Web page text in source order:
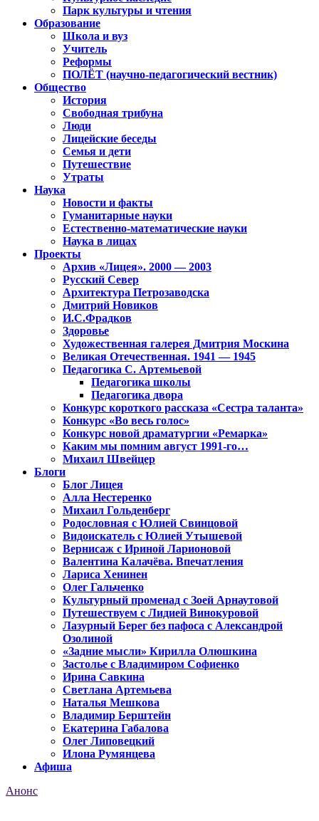
Парк культуры и чтения
Образование
Школа и вуз
Учитель
Реформы
ПОЛЁТ (научно-педагогический вестник)
Общество
История
Свободная трибуна
Люди
Лицейские беседы
Семья и дети
Путешествие
Утраты
Наука
Новости и факты
Гуманитарные науки
Естественно-математические науки
Наука в лицах
Проекты
Архив «Лицея». 2000 — 2003
Русский Север
Архитектура Петрозаводска
Дмитрий Новиков
И.С.Фрадков
Здоровье
Художественная галерея Дмитрия Москина
Великая Отечественная. 1941 — 1945
Педагогика С. Артемьевой
Педагогика школы
Педагогика двора
Конкурс короткого рассказа «Сестра таланта»
Конкурс «Во весь голос»
Конкурс новой драматургии «Ремарка»
Каким мы помним август 1991-го…
Михаил Швейцер
Блоги
Блог Лицея
Алла Нестеренко
Михаил Гольденберг
Родословная с Юлией Свинцовой
Видоискатель с Юлией Утышевой
Вернисаж с Ириной Ларионовой
Валентина Калачёва. Впечатления
Лариса Хенинен
Олег Гальченко
Культурный променад с Зоей Арнаутовой
Путешествуем с Лидией Винокуровой
Лазурный Берег без пафоса с Александрой
Озолиной
«Задние мысли» Кирилла Олюшкина
Застолье с Владимиром Софиенко
Ирина Савкина
Светлана Артемьева
Наталья Мешкова
Владимир Берштейн
Екатерина Габалова
Олег Липовецкий
Илона Румянцева
Афиша
Анонс